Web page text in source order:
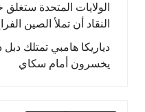
الولايات المتحدة
النقاد أن تملأ الصين
دياريكا هامبي تمتلك
يخسرون أمام سكاي